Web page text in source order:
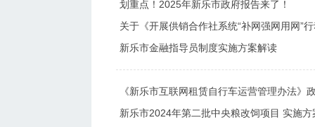
划重点！2025年新乐市政府报告来了！
关于《开展供销合作社系统“补网强网用网”
新乐市金融指导员制度实施方案解读
《新乐市互联网租赁自行车运营管理办法》
新乐市2024年第二批中央粮改饲项目 实施方